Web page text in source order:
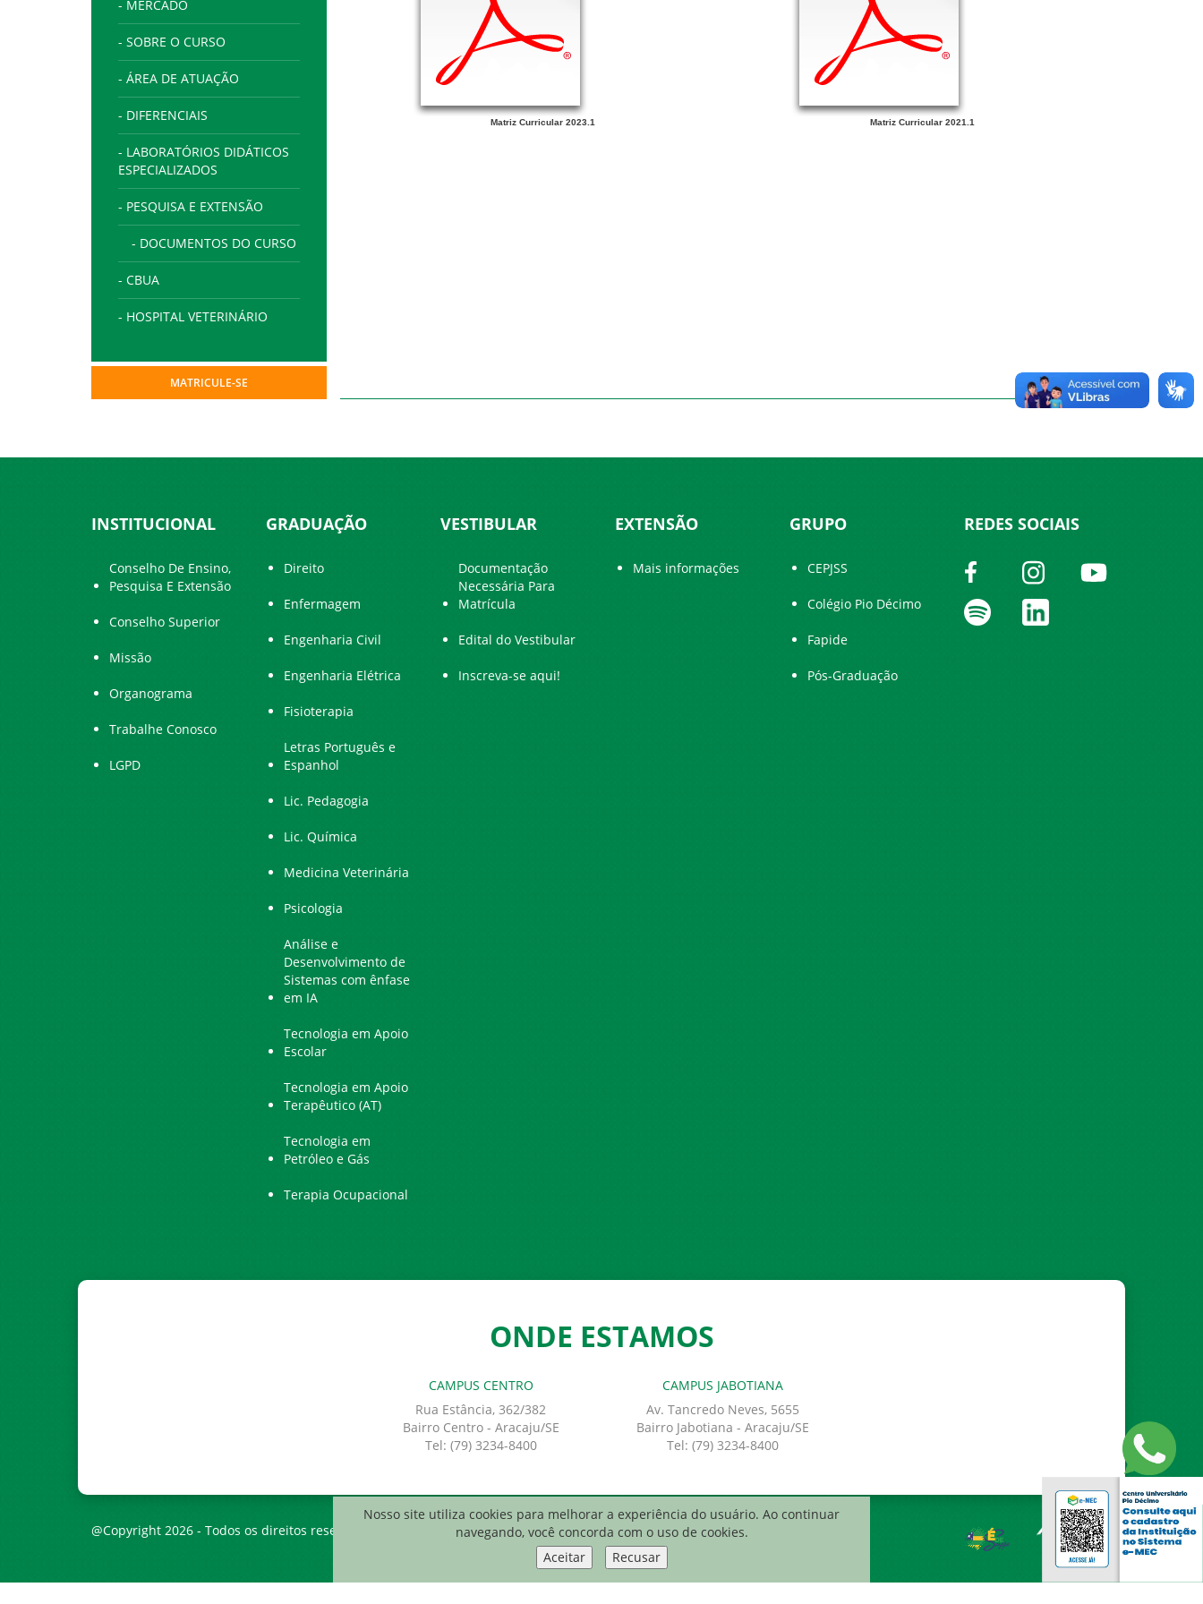
- MERCADO
- SOBRE O CURSO
- ÁREA DE ATUAÇÃO
- DIFERENCIAIS
- LABORATÓRIOS DIDÁTICOS
ESPECIALIZADOS
- PESQUISA E EXTENSÃO
- DOCUMENTOS DO CURSO
- CBUA
- HOSPITAL VETERINÁRIO
MATRICULE-SE
Matriz Curricular 2023.1 Matriz Curricular 2021.1
INSTITUCIONAL
Conselho De Ensino,
Pesquisa E Extensão
Conselho Superior
Missão
Organograma
Trabalhe Conosco
LGPD
GRADUAÇÃO
Direito
Enfermagem
Engenharia Civil
Engenharia Elétrica
Fisioterapia
Letras Português e
Espanhol
Lic. Pedagogia
Lic. Química
Medicina Veterinária
Psicologia
Análise e
Desenvolvimento de
Sistemas com ênfase
em IA
Tecnologia em Apoio
Escolar
Tecnologia em Apoio
Terapêutico (AT)
Tecnologia em
Petróleo e Gás
Terapia Ocupacional
VESTIBULAR
Documentação
Necessária Para
Matrícula
Edital do Vestibular
Inscreva-se aqui!
EXTENSÃO
Mais informações
GRUPO
CEPJSS
Colégio Pio Décimo
Fapide
Pós-Graduação
REDES SOCIAIS
ONDE ESTAMOS
CAMPUS CENTRO
Rua Estância, 362/382
Bairro Centro - Aracaju/SE
Tel: (79) 3234-8400
CAMPUS JABOTIANA
Av. Tancredo Neves, 5655
Bairro Jabotiana - Aracaju/SE
Tel: (79) 3234-8400
@Copyright 2026 - Todos os direitos reservados à Centro Universitário Pio Décimo
Nosso site utiliza cookies para melhorar a experiência do usuário. Ao continuar
navegando, você concorda com o uso de cookies.
Aceitar
Recusar